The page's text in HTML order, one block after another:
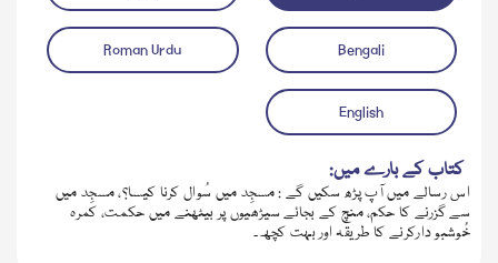
ڈاؤن لوڈ کریں آڈیو چلائیں Bengali
Roman Urdu
English
کتاب کے بارے میں:
اس رسالے میں آپ پڑھ سکیں گے : مسجِد میں سُوال کرنا کیسا؟، مسجِد میں
سے گزرنے کا حکم، منچ کے بجائے سیڑھیوں پر بیٹھنے میں حکمت، کمرہ
خُوشبو دارکرنے کا طریقہ اور بہت کچھ۔